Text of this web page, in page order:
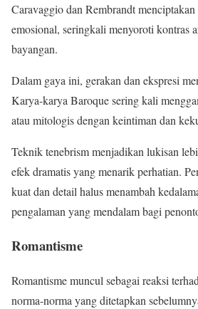
Caravaggio dan Rembrandt
emosional, seringkali menyoroti kontras
bayangan.
Dalam gaya ini, gerakan dan ekspresi
Karya-karya Baroque sering kali
atau mitologis dengan keintiman dan
Teknik tenebrism menjadikan lukisan
efek dramatis yang menarik perhatian.
kuat dan detail halus menambah
pengalaman yang mendalam bagi
Romantisme
Romantisme muncul sebagai reaksi
norma-norma yang ditetapkan